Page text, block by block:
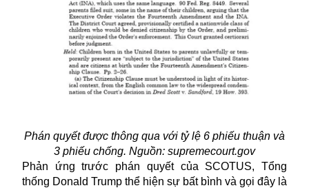
Phán quyết được thông qua với tỷ lệ 6 phiếu thuận và
3 phiếu chống. Nguồn: supremecourt.gov
Phản ứng trước phán quyết của SCOTUS, Tổng
thống Donald Trump thể hiện sự bất bình và gọi đây là